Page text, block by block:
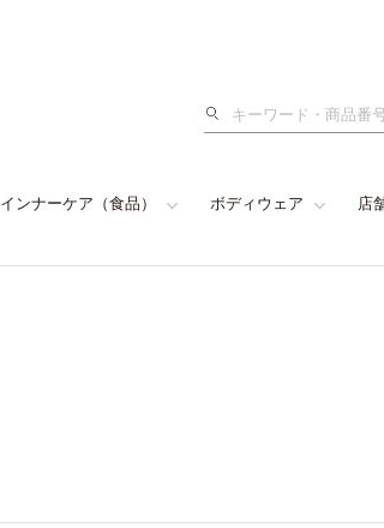
検
インナーケア（食品） ボディウェア 店